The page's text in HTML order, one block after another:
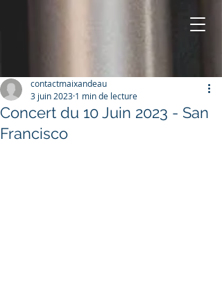
Concert du 10 Juin 2023 - San
Francisco
contactmaixandeau
3 juin 2023 1 min de lecture